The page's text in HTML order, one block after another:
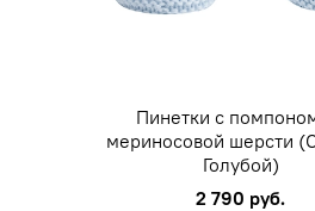
Пинетки с
мериносовой шерсти
Голубой)
2 790 руб.